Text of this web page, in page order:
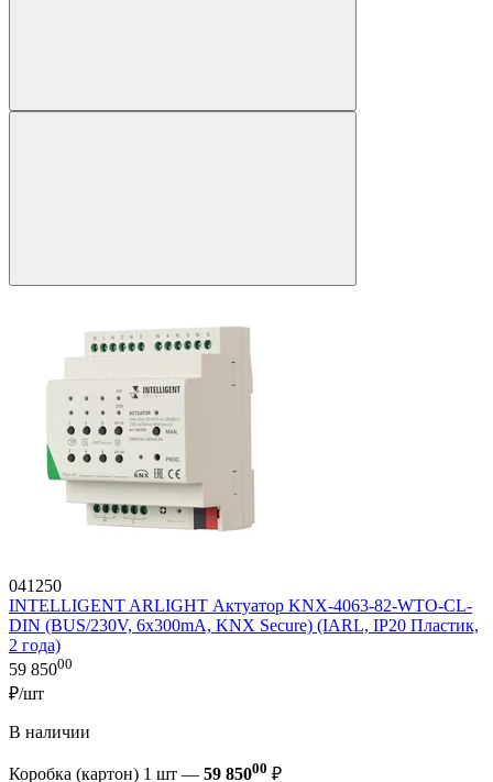
041250
INTELLIGENT ARLIGHT Актуатор KNX-4063-82-WTO-CL-
DIN (BUS/230V, 6x300mA, KNX Secure) (IARL, IP20 Пластик,
2 года)
59 85000
₽/шт
В наличии
Коробка (картон) 1 шт — 59 85000 ₽